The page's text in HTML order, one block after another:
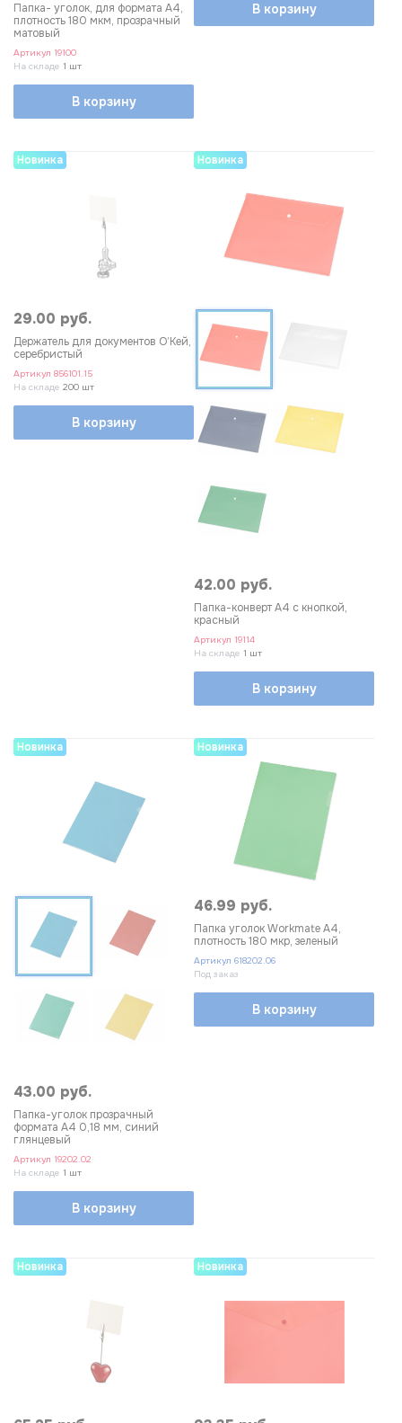
Папка- уголок, для формата А4,
плотность 180 мкм, прозрачный
матовый
Артикул 19100
На складе 1 шт
В корзину
В корзину
Новинка
29.00 руб.
Держатель для документов О’Кей,
серебристый
Артикул 856101.15
На складе 200 шт
В корзину
Новинка
42.00 руб.
Папка-конверт А4 с кнопкой,
красный
Артикул 19114
На складе 1 шт
В корзину
Новинка
43.00 руб.
Папка-уголок прозрачный
формата А4 0,18 мм, синий
глянцевый
Артикул 19202.02
На складе 1 шт
В корзину
Новинка
46.99 руб.
Папка уголок Workmate А4,
плотность 180 мкр, зеленый
Артикул 618202.06
Под заказ
В корзину
Новинка Новинка